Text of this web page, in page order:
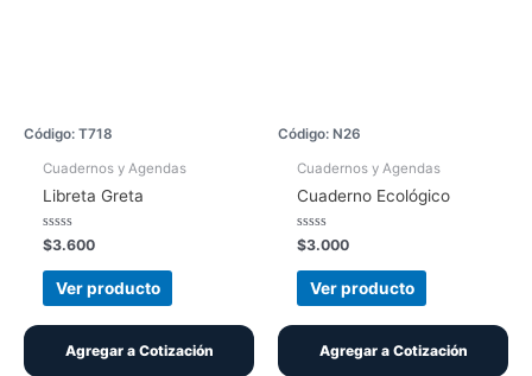
Código: T718
Cuadernos y Agendas
Libreta Greta
Valorado
con
0
de
$3.600
Ver producto
Agregar a Cotización
Código: N26
Cuadernos y Agendas
Cuaderno Ecológico
Valorado
con
0
de
$3.000
Ver producto
Agregar a Cotización